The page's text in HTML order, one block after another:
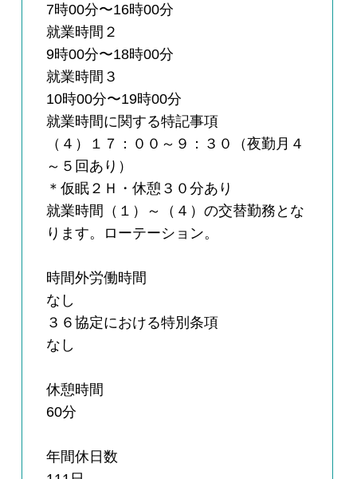
7時00分〜16時00分
就業時間２
9時00分〜18時00分
就業時間３
10時00分〜19時00分
就業時間に関する特記事項
（４）１７：００～９：３０（夜勤月４
～５回あり）
＊仮眠２Ｈ・休憩３０分あり
就業時間（１）～（４）の交替勤務とな
ります。ローテーション。
時間外労働時間
なし
３６協定における特別条項
なし
休憩時間
60分
年間休日数